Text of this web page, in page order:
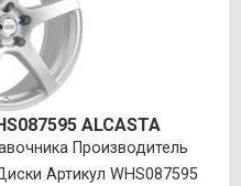
ALCASTA
Производитель
Артикул WHS087595